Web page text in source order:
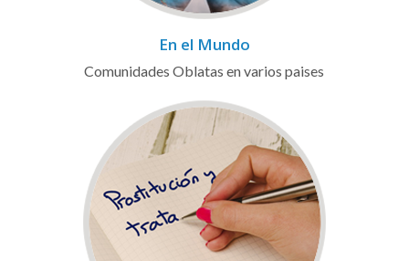
En el Mundo
Comunidades Oblatas en varios paises